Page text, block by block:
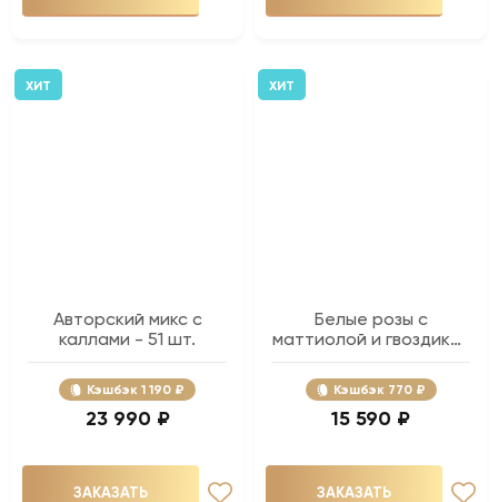
ХИТ
Авторский микс с
каллами - 51 шт.
Кэшбэк 1 190 ₽
23 990 ₽
ЗАКАЗАТЬ
ХИТ
Белые розы с
маттиолой и гвоздикой
- 41 шт.
Кэшбэк 770 ₽
15 590 ₽
ЗАКАЗАТЬ